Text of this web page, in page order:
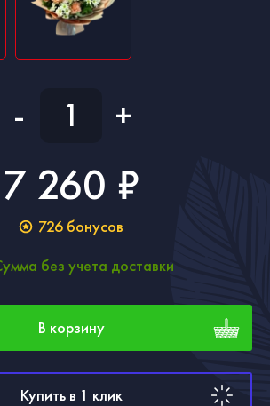
- +
7 260 ₽
726 бонусов
без учета доставки
В корзину
Купить в 1 клик